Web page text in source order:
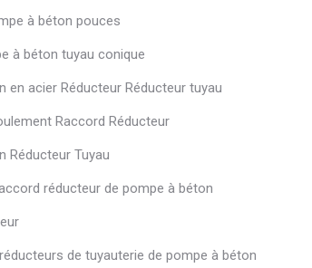
à béton pouces
à béton tuyau conique
en acier Réducteur Réducteur tuyau
Raccord Réducteur
Réducteur Tuyau
réducteur de pompe à béton
de tuyauterie de pompe à béton